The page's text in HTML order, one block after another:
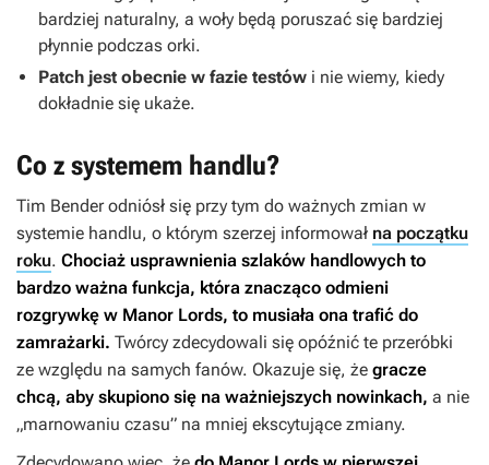
bardziej naturalny, a woły będą poruszać się bardziej
płynnie podczas orki.
Patch jest obecnie w fazie testów i nie wiemy, kiedy
dokładnie się ukaże.
Co z systemem handlu?
Tim Bender odniósł się przy tym do ważnych zmian w
systemie handlu, o którym szerzej informował na początku
roku. Chociaż usprawnienia szlaków handlowych to
bardzo ważna funkcja, która znacząco odmieni
rozgrywkę w Manor Lords, to musiała ona trafić do
zamrażarki. Twórcy zdecydowali się opóźnić te przeróbki
ze względu na samych fanów. Okazuje się, że gracze
chcą, aby skupiono się na ważniejszych nowinkach, a nie
„marnowaniu czasu” na mniej ekscytujące zmiany.